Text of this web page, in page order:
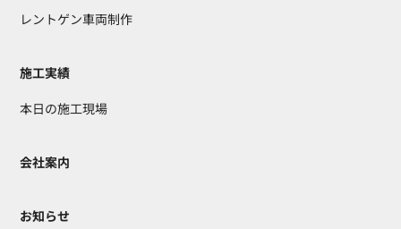
レントゲン車両制作
施工実績
本日の施工現場
会社案内
お知らせ